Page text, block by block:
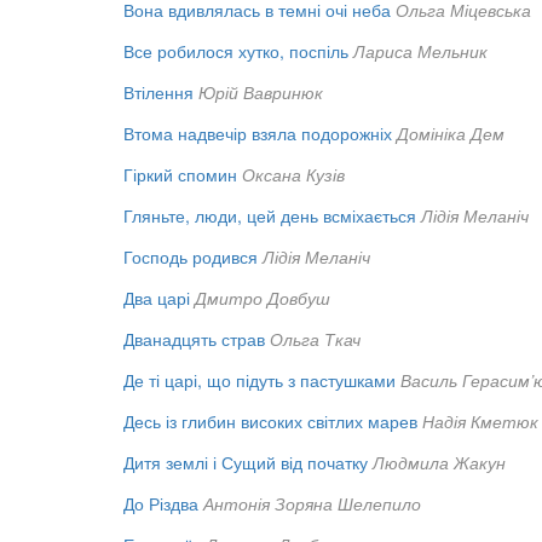
Вона вдивлялась в темні очі неба Ольга Міцевська
Все робилося хутко, поспіль Лариса Мельник
Втілення Юрій Вавринюк
Втома надвечір взяла подорожніх Домініка Дем
Гіркий спомин Оксана Кузів
Гляньте, люди, цей день всміхається Лідія Меланіч
Господь родився Лідія Меланіч
Два царі Дмитро Довбуш
Дванадцять страв Ольга Ткач
Де ті царі, що підуть з пастушками Василь
Десь із глибин високих світлих марев Надія Кметюк
Дитя землі і Сущий від початку Людмила Жакун
До Різдва Антонія Зоряна Шелепило